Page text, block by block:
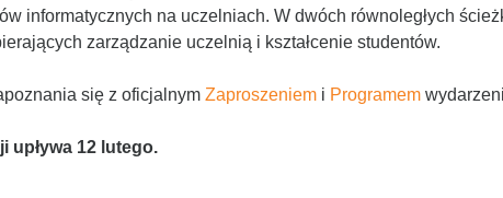
informatycznych na uczelniach. W dwóch równoległych
zarządzanie uczelnią i kształcenie studentów.
się z oficjalnym Zaproszeniem i Programem
upływa 12 lutego.